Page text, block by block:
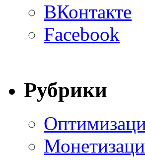
ВКонтакте
Facebook
Рубрики